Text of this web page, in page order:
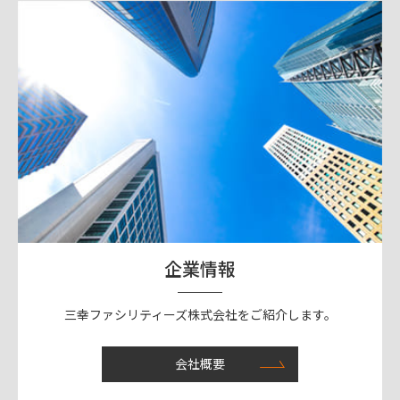
企業情報
三幸ファシリティーズ株式会社をご紹介します。
会社概要